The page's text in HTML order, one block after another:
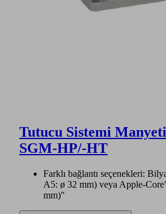
Tutucu Sistemi
SGM-HP/-HT
Farklı bağlantı seçenekleri:
A5: ø 32 mm) veya Apple-
mm)"